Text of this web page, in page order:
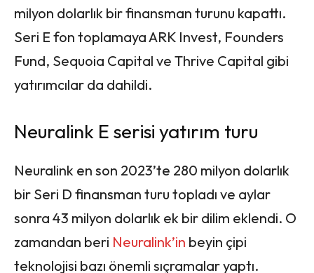
milyon dolarlık bir finansman turunu kapattı.
Seri E fon toplamaya ARK Invest, Founders
Fund, Sequoia Capital ve Thrive Capital gibi
yatırımcılar da dahildi.
Neuralink E serisi yatırım turu
Neuralink en son 2023’te 280 milyon dolarlık
bir Seri D finansman turu topladı ve aylar
sonra 43 milyon dolarlık ek bir dilim eklendi. O
zamandan beri Neuralink’in beyin çipi
teknolojisi bazı önemli sıçramalar yaptı.